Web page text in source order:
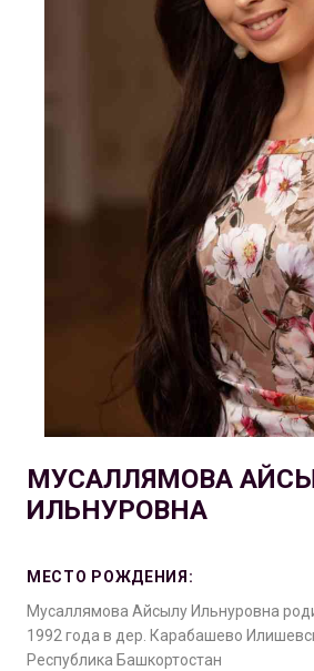
МУСАЛЛЯМОВА
ИЛЬНУРОВНА
МЕСТО РОЖДЕНИЯ:
Мусаллямова Айсылу Ильнуровна
1992 года в дер. Карабашево
Республика Башкортостан